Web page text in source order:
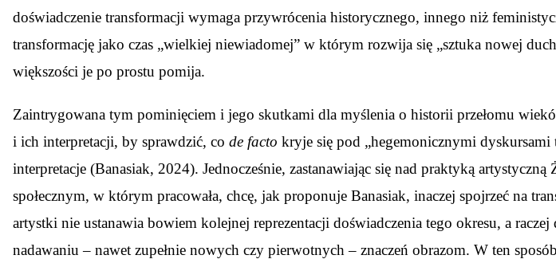
doświadczenie transformacji wymaga przywrócenia historycznego, innego niż
transformację jako czas „wielkiej niewiadomej” w którym rozwija się „sztuka nowej
większości je po prostu pomija.
Zaintrygowana tym pominięciem i jego skutkami dla myślenia o historii przełomu
i ich interpretacji, by sprawdzić, co de facto kryje się pod „hegemonicznymi
interpretacje (Banasiak, 2024). Jednocześnie, zastanawiając się nad praktyką
społecznym, w którym pracowała, chcę, jak proponuje Banasiak, inaczej spojrzeć na
artystki nie ustanawia bowiem kolejnej reprezentacji doświadczenia tego okresu, a
nadawaniu – nawet zupełnie nowych czy pierwotnych – znaczeń obrazom. W ten